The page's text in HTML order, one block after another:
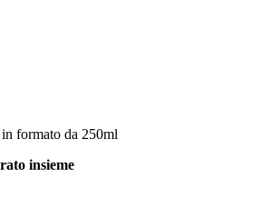
formato da 250ml
insieme